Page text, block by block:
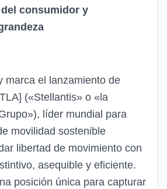
consumidor y
marca el lanzamiento de
(«Stellantis» o «la
líder mundial para
movilidad sostenible
libertad de movimiento con
asequible y eficiente.
posición única para capturar